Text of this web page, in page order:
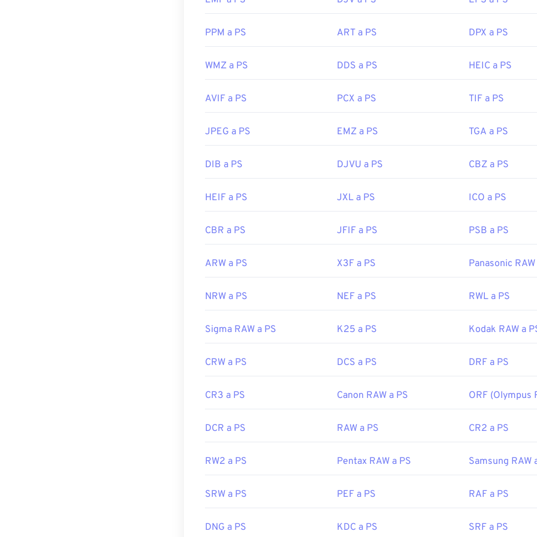
PPM a PS ART a PS DPX a PS
WMZ a PS DDS a PS HEIC a PS
AVIF a PS PCX a PS TIF a PS
JPEG a PS EMZ a PS TGA a PS
DIB a PS DJVU a PS CBZ a PS
HEIF a PS JXL a PS ICO a PS
CBR a PS JFIF a PS PSB a PS
ARW a PS X3F a PS Panasonic
NRW a PS NEF a PS RWL a PS
Sigma RAW a PS K25 a PS Kodak RAW a
CRW a PS DCS a PS DRF a PS
CR3 a PS Canon RAW a PS ORF (Olympus
DCR a PS RAW a PS CR2 a PS
RW2 a PS Pentax RAW a PS Samsung RAW
SRW a PS PEF a PS RAF a PS
DNG a PS KDC a PS SRF a PS